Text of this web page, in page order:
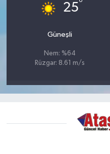
25°
Güneşli
Nem: %64
Rüzgar: 8.61 m/s